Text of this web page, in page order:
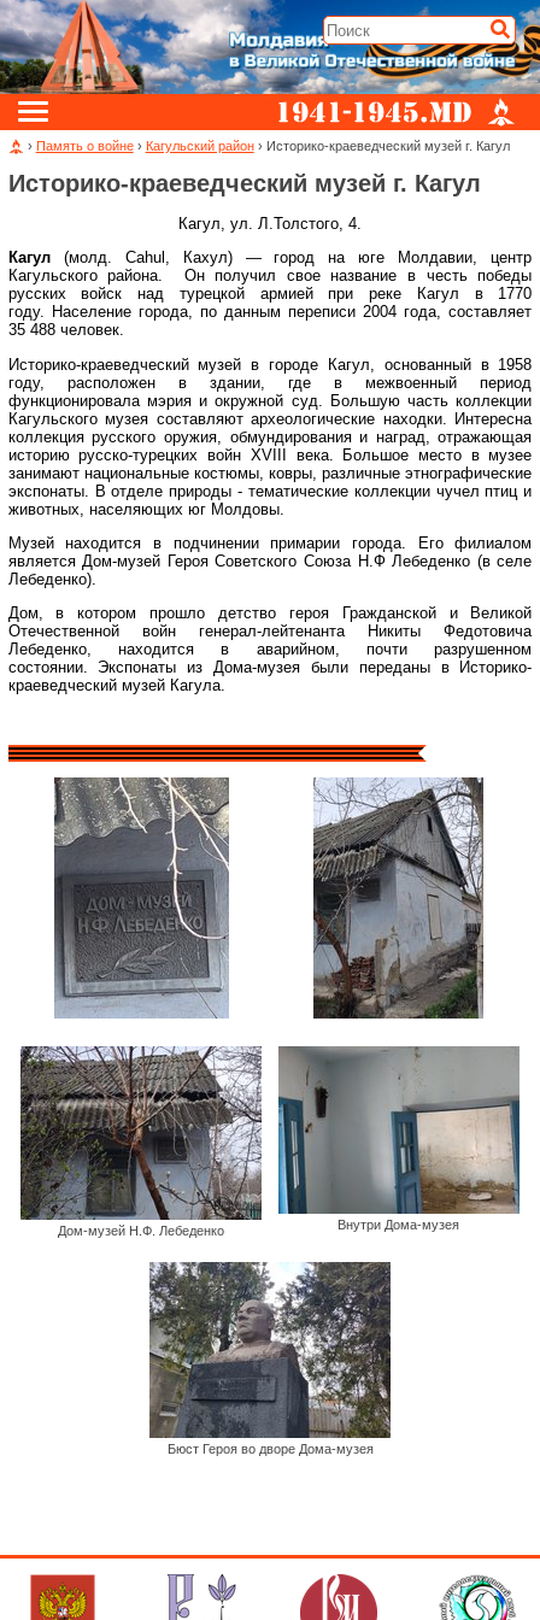
› Память о войне› Кагульский район› Историко-краеведческий музей г. Кагул
Историко-краеведческий музей г. Кагул
Кагул, ул. Л.Толстого, 4.
Кагул(молд. Cahul, Кахул) — город на юге Молдавии, центр
Кагульского района. Он получил свое название в честь победы
русских войск над турецкой армией при реке Кагул в 1770
году. Население города, по данным переписи 2004 года, составляет
35 488 человек.
Историко-краеведческий музей в городе Кагул, основанный в 1958
году, расположен в здании, где в межвоенный период
функционировала мэрия и окружной суд. Большую часть коллекции
Кагульского музея составляют археологические находки. Интересна
коллекция русского оружия, обмундирования и наград, отражающая
историю русско-турецких войн XVIII века. Большое место в музее
занимают национальные костюмы, ковры, различные этнографические
экспонаты. В отделе природы - тематические коллекции чучел птиц и
животных, населяющих юг Молдовы.
Музей находится в подчинении примарии города. Его филиалом
является Дом-музей Героя Советского Союза Н.Ф Лебеденко (в селе
Лебеденко).
Дом, в котором прошло детство героя Гражданской и Великой
Отечественной войн генерал-лейтенанта Никиты Федотовича
Лебеденко, находится в аварийном, почти разрушенном
состоянии. Экспонаты из Дома-музея были переданы в Историко-
краеведческий музей Кагула.
Дом-музей Н.Ф. Лебеденко Внутри Дома-музея
Бюст Героя во дворе Дома-музея